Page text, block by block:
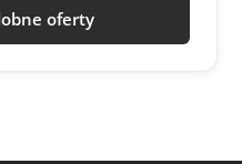
oferty